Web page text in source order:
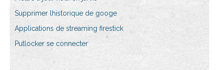
Supprimer lhistorique de googe
Applications de streaming firestick
Putlocker se connecter